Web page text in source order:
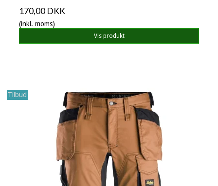
170,00 DKK
(inkl. moms)
Vis produkt
Tilbud